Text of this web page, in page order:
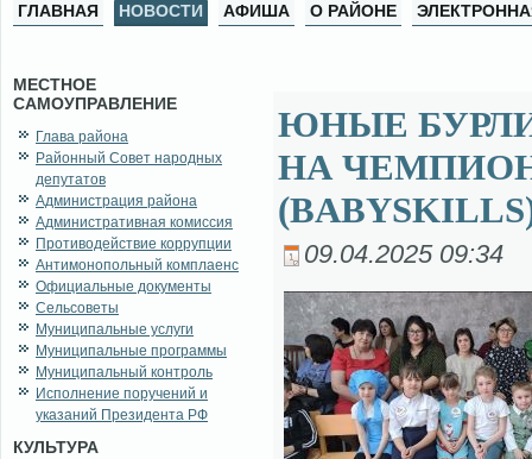
ГЛАВНАЯ НОВОСТИ АФИША О РАЙОНЕ
МЕСТНОЕ
САМОУПРАВЛЕНИЕ
Глава района
Районный Совет народных
депутатов
Администрация района
Административная комиссия
Противодействие коррупции
Антимонопольный комплаенс
Официальные документы
Сельсоветы
Муниципальные услуги
Муниципальные программы
Муниципальный контроль
Исполнение поручений и
указаний Президента РФ
КУЛЬТУРА
ЮНЫЕ
НА
09.04.2025 09:34